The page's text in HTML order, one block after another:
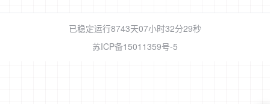
已稳定运行8743天07小时32分29秒
苏ICP备15011359号-5